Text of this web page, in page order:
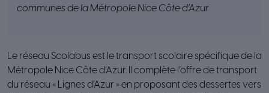
communes de la Métropole Nice Côte d’Azur
Le réseau Scolabus est le transport scolaire spécifique de la
Métropole Nice Côte d’Azur. Il complète l’offre de transport
du réseau « Lignes d’Azur » en proposant des dessertes vers